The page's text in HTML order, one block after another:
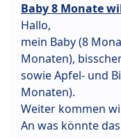
Baby 8 Monate
Hallo,
mein Baby (8
Monaten),
sowie Apfel- und
Monaten).
Weiter kommen
An was könnte